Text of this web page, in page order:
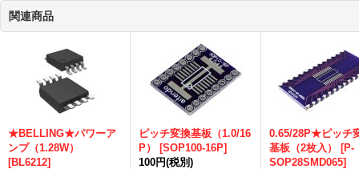
関連商品
★BELLING★パワーア
ンプ（1.28W）
[BL6212]
ピッチ変換基板（1.0/16
P）
[SOP100-16P]
100円(税別)
0.65/28P★ピッチ
基板（2枚入）
[P-
SOP28SMD065]